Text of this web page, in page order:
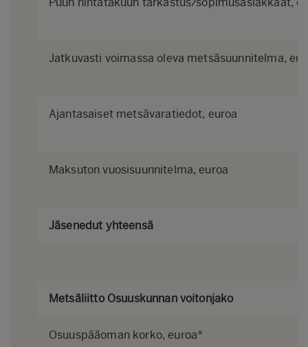
Jatkuvasti voimassa oleva metsäsuunnitelma,
Ajantasaiset metsävaratiedot, euroa
Maksuton vuosisuunnitelma, euroa
Jäsenedut yhteensä
Metsäliitto Osuuskunnan voitonjako
Osuuspääoman korko, euroa*